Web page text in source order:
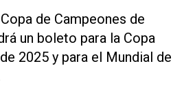
de Campeones de
un boleto para la Copa
2025 y para el Mundial de